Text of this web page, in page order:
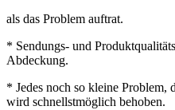
als das Problem auftrat.
* Sendungs- und
Abdeckung.
* Jedes noch so kleine Problem,
wird schnellstmöglich behoben.